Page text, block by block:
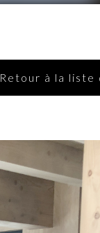
Retour à la liste